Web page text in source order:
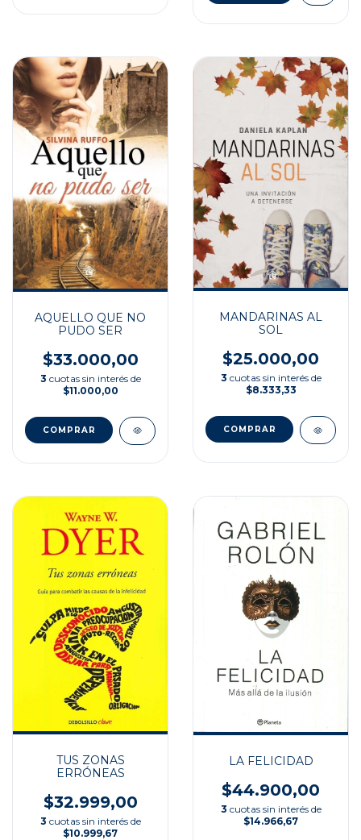
AQUELLO QUE NO
PUDO SER
$33.000,00
3 cuotas sin interés de
$11.000,00
MANDARINAS AL
SOL
$25.000,00
3 cuotas sin interés de
$8.333,33
TUS ZONAS
ERRÓNEAS
$32.999,00
3 cuotas sin interés de
$10.999,67
LA FELICIDAD
$44.900,00
3 cuotas sin interés de
$14.966,67